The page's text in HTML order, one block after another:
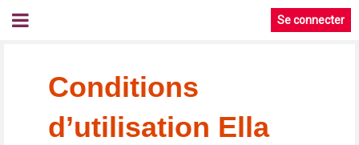
Se connecter
Conditions
d’utilisation Ella